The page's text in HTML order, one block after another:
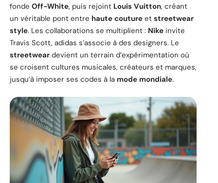
fonde Off-White, puis rejoint Louis Vuitton, créant
un véritable pont entre haute couture et streetwear
style. Les collaborations se multiplient : Nike invite
Travis Scott, adidas s’associe à des designers. Le
streetwear devient un terrain d’expérimentation où
se croisent cultures musicales, créateurs et marques,
jusqu’à imposer ses codes à la mode mondiale.